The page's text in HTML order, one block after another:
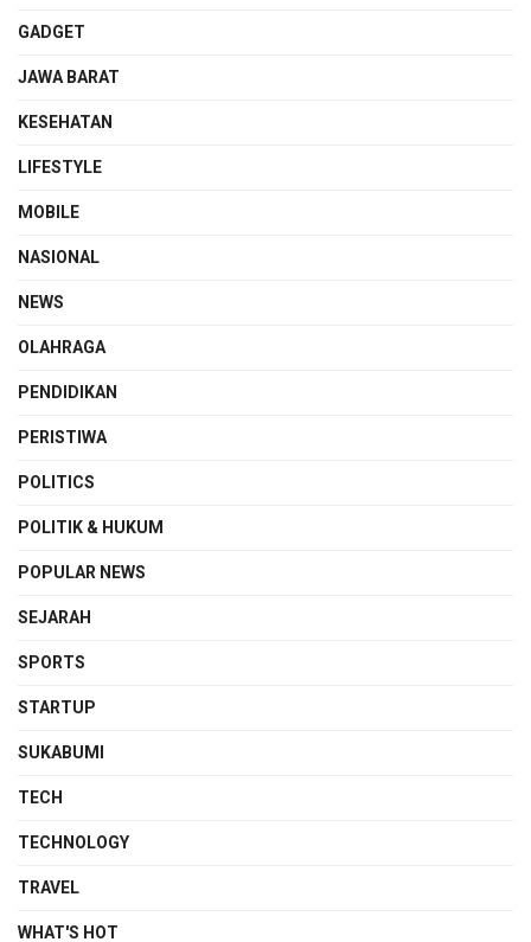
GADGET
JAWA BARAT
KESEHATAN
LIFESTYLE
MOBILE
NASIONAL
NEWS
OLAHRAGA
PENDIDIKAN
PERISTIWA
POLITICS
POLITIK & HUKUM
POPULAR NEWS
SEJARAH
SPORTS
STARTUP
SUKABUMI
TECH
TECHNOLOGY
TRAVEL
WHAT'S HOT